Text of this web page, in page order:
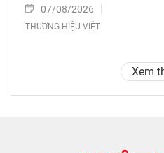
07/08/2026
THƯƠNG HIỆU VIỆT
Xem